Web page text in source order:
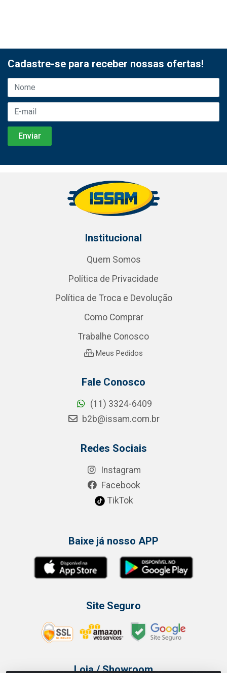
Cadastre-se para receber nossas ofertas!
Institucional
Quem Somos
Política de Privacidade
Política de Troca e Devolução
Como Comprar
Trabalhe Conosco
Meus Pedidos
Fale Conosco
(11) 3324-6409
b2b@issam.com.br
Redes Sociais
Instagram
Facebook
TikTok
Baixe já nosso APP
Site Seguro
Loja / Showroom